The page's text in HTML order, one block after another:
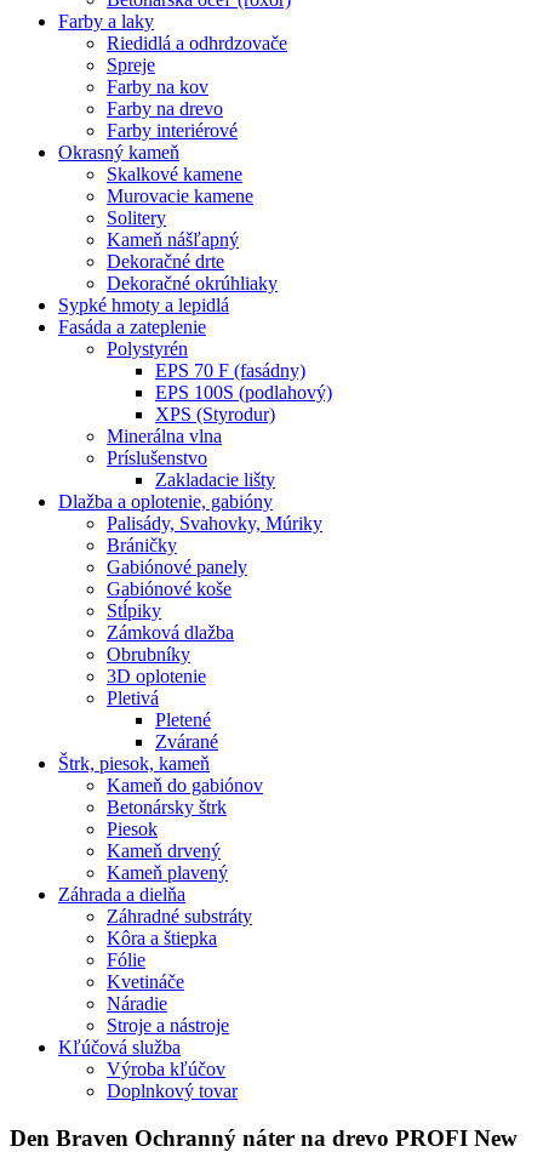
Farby a laky
Riedidlá a odhrdzovače
Spreje
Farby na kov
Farby na drevo
Farby interiérové
Okrasný kameň
Skalkové kamene
Murovacie kamene
Solitery
Kameň nášľapný
Dekoračné drte
Dekoračné okrúhliaky
Sypké hmoty a lepidlá
Fasáda a zateplenie
Polystyrén
EPS 70 F (fasádny)
EPS 100S (podlahový)
XPS (Styrodur)
Minerálna vlna
Príslušenstvo
Zakladacie lišty
Dlažba a oplotenie, gabióny
Palisády, Svahovky, Múriky
Bráničky
Gabiónové panely
Gabiónové koše
Stĺpiky
Zámková dlažba
Obrubníky
3D oplotenie
Pletivá
Pletené
Zvárané
Štrk, piesok, kameň
Kameň do gabiónov
Betonársky štrk
Piesok
Kameň drvený
Kameň plavený
Záhrada a dielňa
Záhradné substráty
Kôra a štiepka
Fólie
Kvetináče
Náradie
Stroje a nástroje
Kľúčová služba
Výroba kľúčov
Doplnkový tovar
Den Braven Ochranný náter na drevo PROFI New